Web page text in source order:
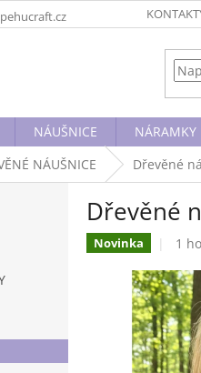
NÁUŠNICE NÁRAMKY
NÁUŠNICE Dřevěné
Dřevěné
Novinka
je
5,0
z
5
1